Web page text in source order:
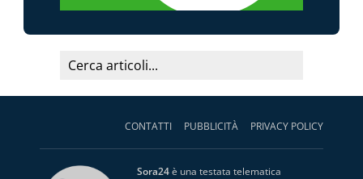
CONTATTI PUBBLICITÀ PRIVACY POLICY
Sora24è una testata telematica